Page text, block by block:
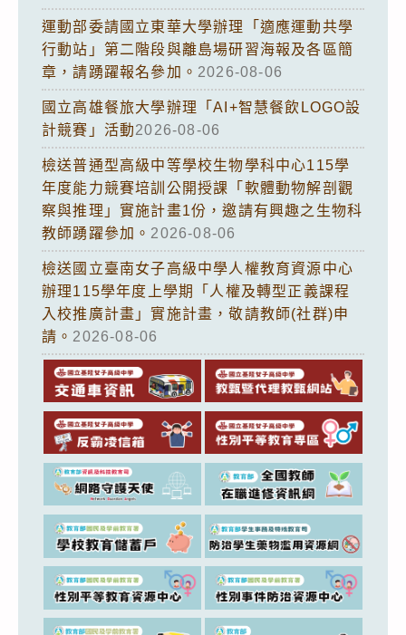
運動部委請國立東華大學辦理「適應運動共學
行動站」第二階段與離島場研習海報及各區簡
章，請踴躍報名參加。 2026-08-06
國立高雄餐旅大學辦理「AI+智慧餐飲LOGO設
計競賽」活動2026-08-06
檢送普通型高級中等學校生物學科中心115學
年度能力競賽培訓公開授課「軟體動物解剖觀
察與推理」實施計畫1份，邀請有興趣之生物科
教師踴躍參加。 2026-08-06
檢送國立臺南女子高級中學人權教育資源中心
辦理115學年度上學期「人權及轉型正義課程
入校推廣計畫」實施計畫，敬請教師(社群)申
請。 2026-08-06